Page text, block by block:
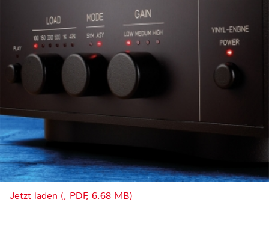
Jetzt laden (, PDF, 6.68 MB)